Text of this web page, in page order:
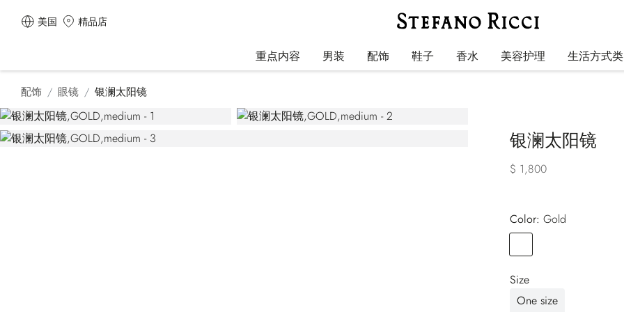
美国 精品店
重点内容 男装 配饰 鞋子 香水 美容护理 生活方式类
配饰 眼镜 银澜太阳镜
银澜太阳镜
$ 1,800
Color:
gold
Size
One size